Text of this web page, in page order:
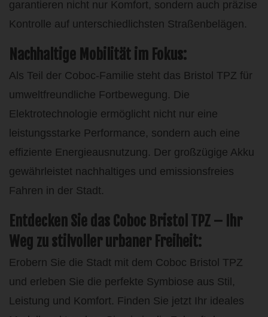
garantieren nicht nur Komfort, sondern auch präzise
Kontrolle auf unterschiedlichsten Straßenbelägen.
Nachhaltige Mobilität im Fokus:
Als Teil der Coboc-Familie steht das Bristol TPZ für
umweltfreundliche Fortbewegung. Die
Elektrotechnologie ermöglicht nicht nur eine
leistungsstarke Performance, sondern auch eine
effiziente Energieausnutzung. Der großzügige Akku
gewährleistet nachhaltiges und emissionsfreies
Fahren in der Stadt.
Entdecken Sie das Coboc Bristol TPZ – Ihr
Weg zu stilvoller urbaner Freiheit:
Erobern Sie die Stadt mit dem Coboc Bristol TPZ
und erleben Sie die perfekte Symbiose aus Stil,
Leistung und Komfort. Finden Sie jetzt Ihr ideales